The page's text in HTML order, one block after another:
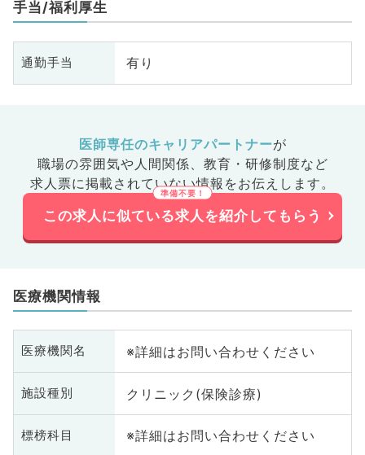
手当/福利厚生
通勤手当 有り
医師専任のキャリアパートナーが
職場の雰囲気や人間関係、 教育・研修制度など
求人票に掲載されていない情報をお伝えします。
この求人に似ている求人を紹介してもらう
医療機関情報
医療機関名 ※詳細はお問い合わせください
施設種別 クリニック(保険診療)
標榜科目 ※詳細はお問い合わせください